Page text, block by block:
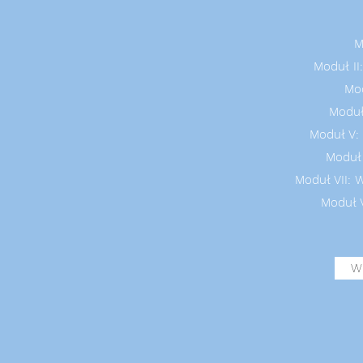
Moduł
Moduł
Moduł VII:
Moduł